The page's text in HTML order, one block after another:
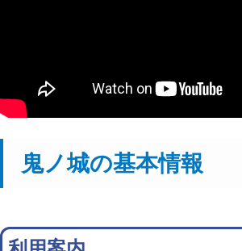
鬼ノ城の基本情報